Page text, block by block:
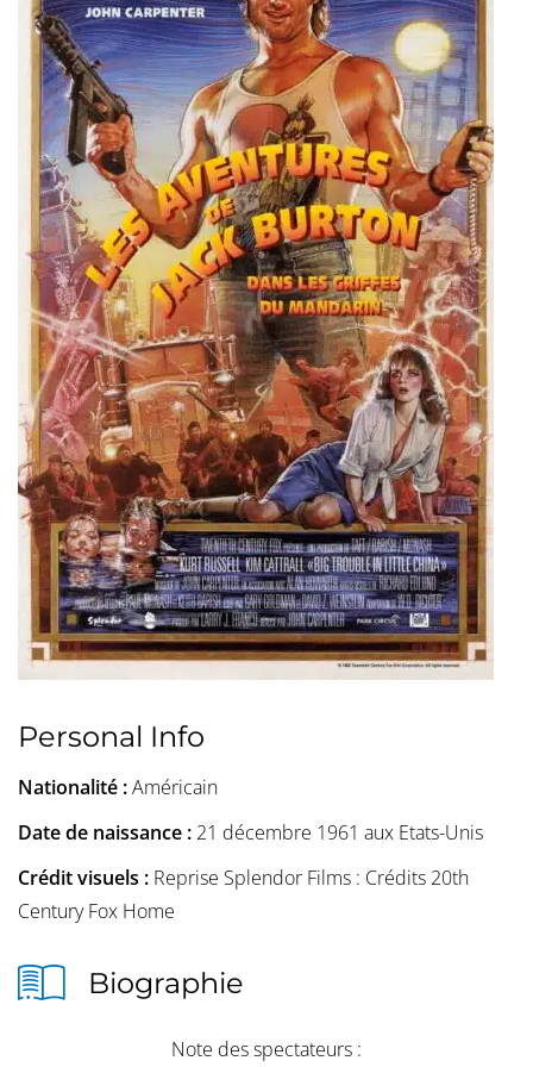
Personal Info
Nationalité :Américain
Date de naissance : 21 décembre 1961 aux Etats-Unis
Crédit visuels : Reprise Splendor Films : Crédits 20th
Century Fox Home
Biographie
Note des spectateurs :